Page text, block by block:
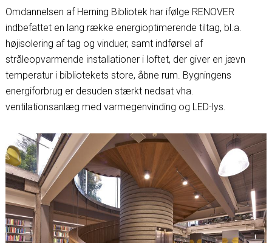
Omdannelsen af Herning Bibliotek har ifølge RENOVER
indbefattet en lang række energioptimerende tiltag, bl.a.
højisolering af tag og vinduer, samt indførsel af
stråleopvarmende installationer i loftet, der giver en jævn
temperatur i bibliotekets store, åbne rum. Bygningens
energiforbrug er desuden stærkt nedsat vha.
ventilationsanlæg med varmegenvinding og LED-lys.